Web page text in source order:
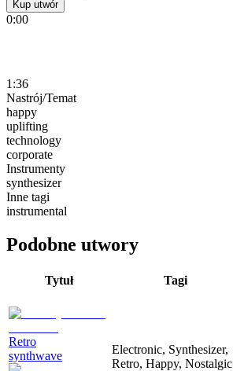
Kup utwór
0:00
1:36
Nastrój/Temat
happy
uplifting
technology
corporate
Instrumenty
synthesizer
Inne tagi
instrumental
Podobne utwory
Tytuł Tagi
Retro
synthwave
Electronic, Synthesizer,
Retro, Happy, Nostalgic